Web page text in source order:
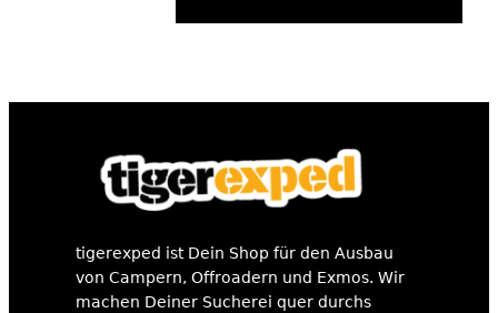
tigerexped ist Dein Shop für den Ausbau
von Campern, Offroadern und Exmos. Wir
machen Deiner Sucherei quer durchs